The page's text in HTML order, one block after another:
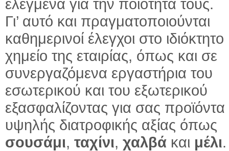
ελεγμένα για την ποιότητά τους.
Γι’ αυτό και πραγματοποιούνται
καθημερινοί έλεγχοι στο ιδιόκτητο
χημείο της εταιρίας, όπως και σε
συνεργαζόμενα εργαστήρια του
εσωτερικού και του εξωτερικού
εξασφαλίζοντας για σας προϊόντα
υψηλής διατροφικής αξίας όπως
σουσάμι, ταχίνι, χαλβά και μέλι.